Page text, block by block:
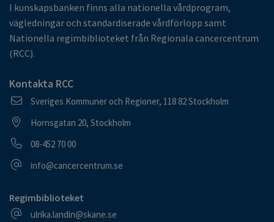
I kunskapsbanken finns alla nationella vårdprogram,
vägledningar och standardiserade vårdförlopp samt
Nationella regimbiblioteket från Regionala cancercentrum
(RCC).
Kontakta RCC
Postadress
Sveriges Kommuner och Regioner, 118 82 Stockholm
Besöksadress
Hornsgatan 20, Stockholm
Telefonnummer
08-452 70 00
E-postadress
info@cancercentrum.se
Regimbiblioteket
E-postadress
ulrika.landin@skane.se